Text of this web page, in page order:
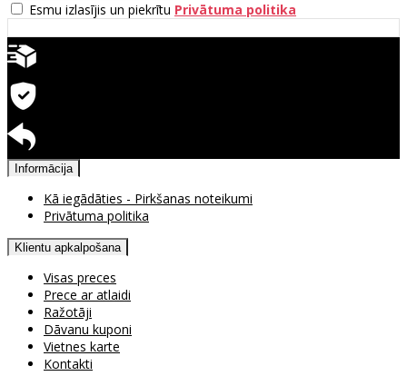
Esmu izlasījis un piekrītu Privātuma politika
Informācija
Kā iegādāties - Pirkšanas noteikumi
Privātuma politika
Klientu apkalpošana
Visas preces
Prece ar atlaidi
Ražotāji
Dāvanu kuponi
Vietnes karte
Kontakti